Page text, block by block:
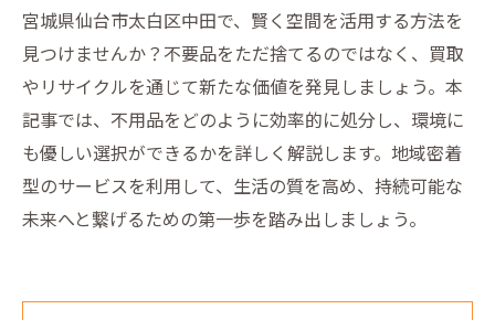
宮城県仙台市太白区中田で、賢く空間を活用する方法を
見つけませんか？不要品をただ捨てるのではなく、買取
やリサイクルを通じて新たな価値を発見しましょう。本
記事では、不用品をどのように効率的に処分し、環境に
も優しい選択ができるかを詳しく解説します。地域密着
型のサービスを利用して、生活の質を高め、持続可能な
未来へと繋げるための第一歩を踏み出しましょう。